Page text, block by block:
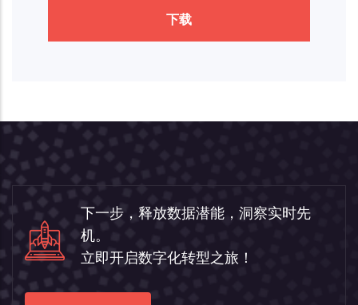
下载
下一步，释放数据潜能，洞察实时先
机。
立即开启数字化转型之旅！